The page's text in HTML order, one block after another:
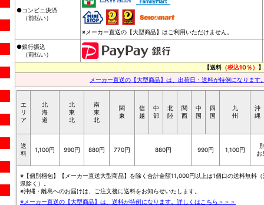
●コンビニ決済
（前払い）
※メーカー直送の【大型商品】はご利用いただけません。
●銀行振込
（前払い）
【送料 （税込10％） 】
メーカー直送の【大型商品】は、出荷日・送料が特例になりま
エ
リ
ア
北
海
道
北
東
北
南
東
北
関
東
信
越
中
部
北
陸
関
西
中
国
四
国
九
州
沖
縄
送
料
1,100円 990円 880円 770円 880円 990円 1,100円
お
※【個別梱包】【メーカー直送大型商品】を除く合計金額11,000円以上は1個口の送料無料（
県除く）。
※沖縄・離島へのお届けは、ご注文後に送料をお知らせいたします。
※メーカー直送の【大型商品】は、送料が特例になります。詳しくはこちら＞＞＞